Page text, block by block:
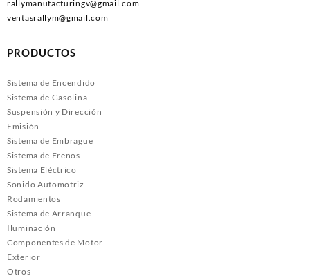
rallymanufacturingv@gmail.com
ventasrallym@gmail.com
PRODUCTOS
Sistema de Encendido
Sistema de Gasolina
Suspensión y Dirección
Emisión
Sistema de Embrague
Sistema de Frenos
Sistema Eléctrico
Sonido Automotriz
Rodamientos
Sistema de Arranque
Iluminación
Componentes de Motor
Exterior
Otros